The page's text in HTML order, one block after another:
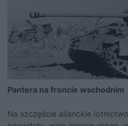
Pantera na froncie wschodnim
Na szczęście alianckie